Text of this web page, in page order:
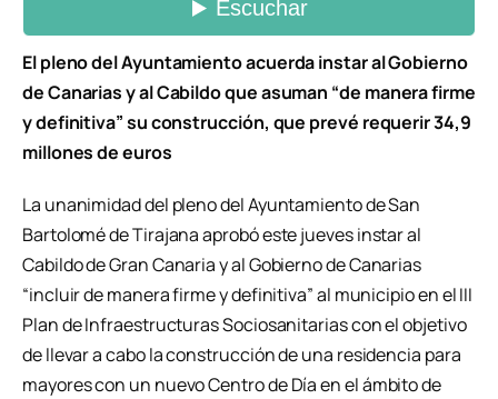
El pleno del Ayuntamiento acuerda instar al Gobierno
de Canarias y al Cabildo que asuman “de manera firme
y definitiva” su construcción, que prevé requerir 34,9
millones de euros
La unanimidad del pleno del Ayuntamiento de San
Bartolomé de Tirajana aprobó este jueves instar al
Cabildo de Gran Canaria y al Gobierno de Canarias
“incluir de manera firme y definitiva” al municipio en el III
Plan de Infraestructuras Sociosanitarias con el objetivo
de llevar a cabo la construcción de una residencia para
mayores con un nuevo Centro de Día en el ámbito de